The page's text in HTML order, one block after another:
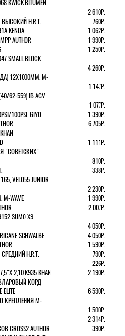
KWICK BITUMEN
2 610Р.
H.R.T.
760Р.
KENDA
1 062Р.
AUTHOR
1 990Р.
1 250Р.
SMALL BLOCK
4 260Р.
12Х1000ММ. M-
1 147Р.
62-559) IB AGV
1 077Р.
100PSI. GIYO
1 390Р.
6 705Р.
1 111Р.
"СОВЕТСКИХ"
810Р.
338Р.
VELO55 JUNIOR
2 230Р.
WAVE
1 990Р.
2 007Р.
SUMO X9
4 050Р.
SCHWALBE
4 050Р.
1 590Р.
H.R.T.
790Р.
226Р.
2,10 K935 KHAN
2 190Р.
КОРД
6 590Р.
КРЕПЛЕНИЯ M-
1 500Р.
2 314Р.
CROSS2 AUTHOR
390Р.